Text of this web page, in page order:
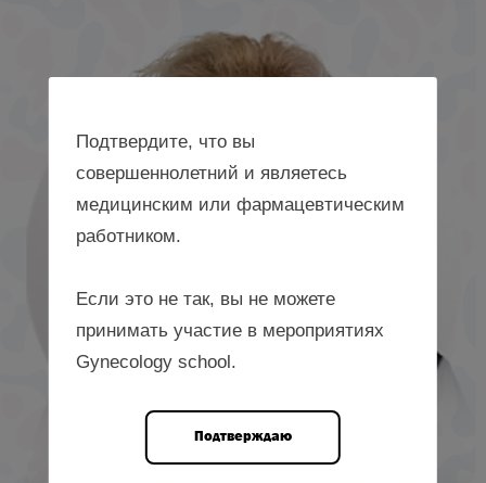
Подтвердите, что вы
совершеннолетний и являетесь
медицинским или фармацевтическим
работником.
Если это не так, вы не можете
принимать участие в мероприятиях
Gynecology school.
Подтверждаю